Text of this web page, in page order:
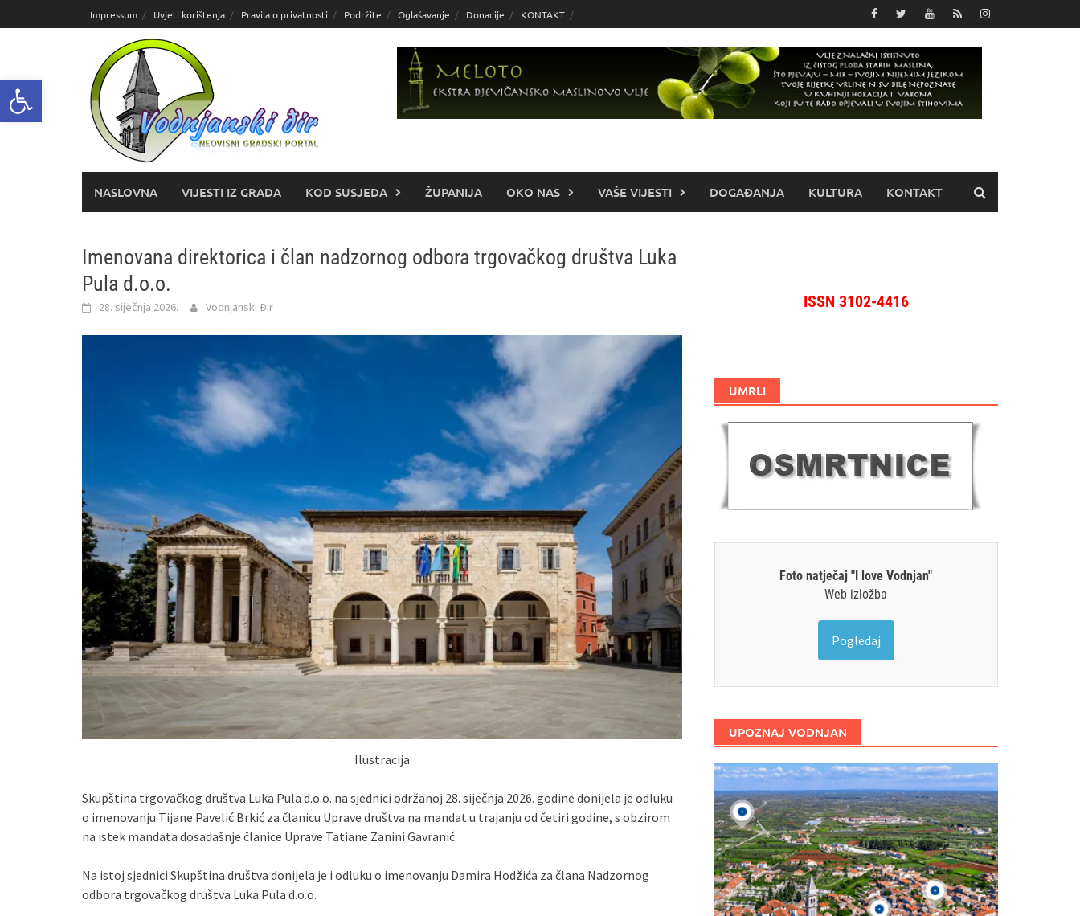
Open toolbar
do
Impressum Uvjeti korištenja Pravila o privatnosti Podržite Oglašavanje Donacije KONTAKT
NASLOVNA VIJESTI IZ GRADA KOD SUSJEDA ŽUPANIJA OKO NAS VAŠE VIJESTI DOGAĐANJA KULTURA KONTAKT
Imenovana direktorica i član nadzornog odbora trgovačkog društva Luka
Pula d.o.o.
28. siječnja 2026. Vodnjanski Đir
Ilustracija
Skupština trgovačkog društva Luka Pula d.o.o. na sjednici održanoj 28. siječnja 2026. godine donijela je odluku
o imenovanju Tijane Pavelić Brkić za članicu Uprave društva na mandat u trajanju od četiri godine, s obzirom
na istek mandata dosadašnje članice Uprave Tatiane Zanini Gavranić.
Na istoj sjednici Skupština društva donijela je i odluku o imenovanju Damira Hodžića za člana Nadzornog
odbora trgovačkog društva Luka Pula d.o.o.
ISSN 3102-4416
UMRLI
Foto natječaj "I love Vodnjan"
Web izložba
Pogledaj
UPOZNAJ VODNJAN